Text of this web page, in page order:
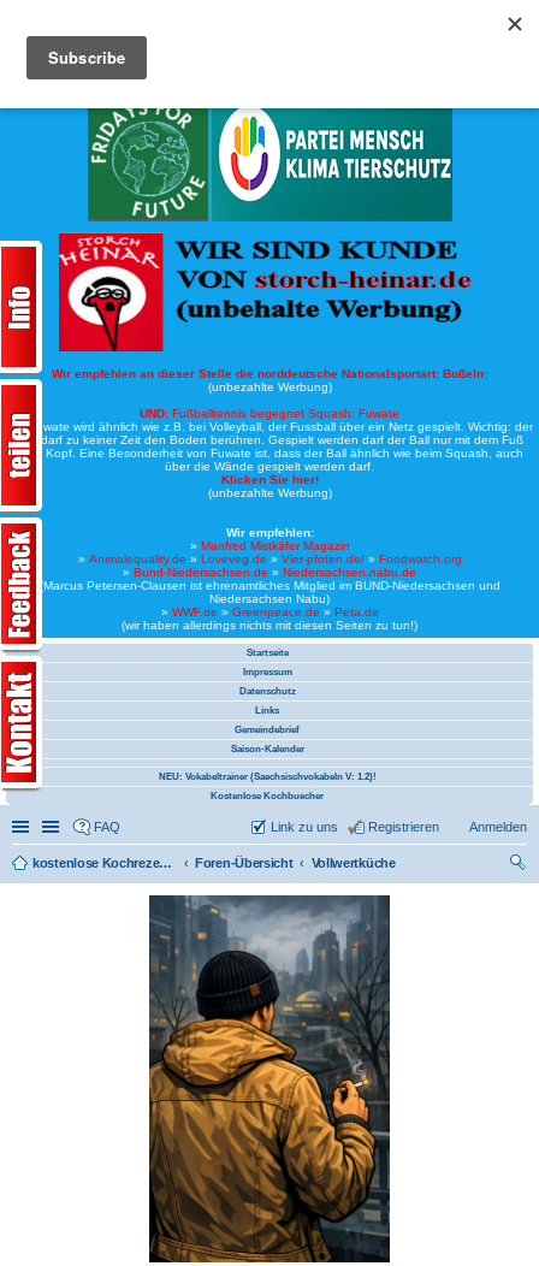
Wir empfehlen an dieser Stelle die norddeutsche Nationalsportart: Boßeln:
(unbezahlte Werbung)
UND: Fußballtennis begegnet Squash: Fuwate
Bei Fuwate wird ähnlich wie z.B. bei Volleyball, der Fussball über ein Netz gespielt. Wichtig: der
Ball darf zu keiner Zeit den Boden berühren. Gespielt werden darf der Ball nur mit dem Fuß
oder Kopf. Eine Besonderheit von Fuwate ist, dass der Ball ähnlich wie beim Squash, auch
über die Wände gespielt werden darf.
Klicken Sie hier!
(unbezahlte Werbung)
Wir empfehlen:
» Manfred Mistkäfer Magazin
» Animalequality.de » Loveveg.de » Vier-pfoten.de/» Foodwatch.org
» Bund-Niedersachsen.de » Niedersachsen.nabu.de
(Marcus Petersen-Clausen ist ehrenamtliches Mitglied im BUND-Niedersachsen und
Niedersachsen Nabu)
» WWF.de » Greenpeace.de » Peta.de
(wir haben allerdings nichts mit diesen Seiten zu tun!)
Startseite
Impressum
Datenschutz
Links
Gemeindebrief
Saison-Kalender
NEU: Vokabeltrainer (Saechsischvokabeln V: 1.2)!
Kostenlose Kochbuecher
Schnellzugriff
Linkliste
FAQ Anmelden
Registrieren
Link zu uns
kostenlose Kochrezepte und kostenlose Kochbücher Foren-Übersicht
Vollwertküche